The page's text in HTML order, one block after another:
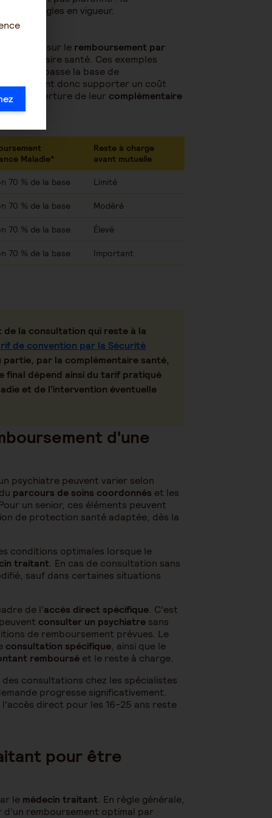
les règles en vigueur.
sur le remboursement par
santé. Ces exemples
dépasse la base de
peuvent donc supporter un coût
de couverture de leur complémentaire
Maladie*
Reste à charge
avant mutuelle
70 % de la base Limité
70 % de la base Modéré
70 % de la base Élevé
70 % de la base Important
la consultation qui reste à la
de convention par la Sécurité
partie, par la complémentaire santé,
final dépend ainsi du tarif pratiqué
et de l’intervention éventuelle
d'une
psychiatre peuvent varier selon
parcours de soins coordonnés et les
un senior, ces éléments peuvent
de protection santé adaptée, dès la
conditions optimales lorsque le
traitant. En cas de consultation sans
sauf dans certaines situations
de l’accès direct spécifique. C’est
consulter un psychiatre sans
de remboursement prévues. Le
consultation spécifique, ainsi que le
remboursé et le reste à charge.
consultations chez les spécialistes
progresse significativement.
direct pour les 16-25 ans reste
pour être
le médecin traitant. En règle générale,
remboursement optimal par